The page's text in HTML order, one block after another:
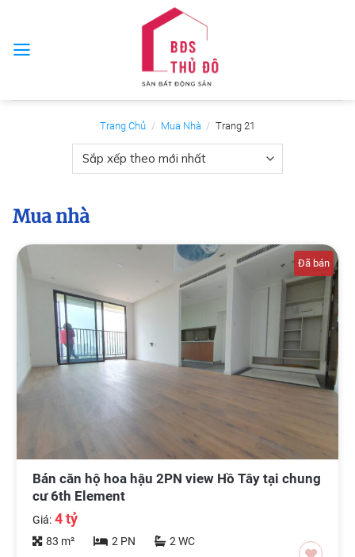
content
Trang Chủ / Mua Nhà / Trang 21
Mua nhà
Đã bán
Bán căn hộ hoa hậu 2PN view Hồ Tây tại chung
cư 6th Element
Giá:4 tỷ
83 m² 2 PN
2 WC